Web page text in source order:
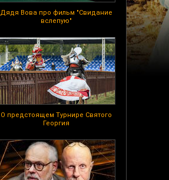
Дядя Вова про фильм "Свидание
вслепую"
О предстоящем Турнире Святого
Георгия